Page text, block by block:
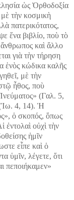
ὡς Ὀρθοδοξία
τὴν κοσμικὴ
πατερικότατος,
ἕνα βιβλίο, ποὺ τὸ
καὶ ἄλλο
γιὰ τὴν τήρηση
ἑνὸς κώδικα καλῆς
μὲ τὴν
ἦθος, ποὺ
(Γαλ. 5,
(Ἰω. 4, 14). Ἡ
ὁ σκοπός, ὅπως
ἐντολαὶ οὐχὶ τὴν
ἡμῖν
εἶπε καὶ ὁ
ὑμῖν, λέγετε, ὅτι
πεποιήκαμεν»